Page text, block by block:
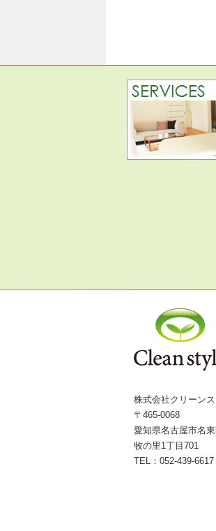
株式会社クリーン
〒465-0068
愛知県名古屋市名
牧の里1丁目701
TEL：052-439-6617